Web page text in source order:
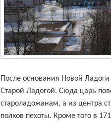
После основания Новой
Старой Ладогой. Сюда царь
староладожанам, а из центра
полков пехоты. Кроме того в